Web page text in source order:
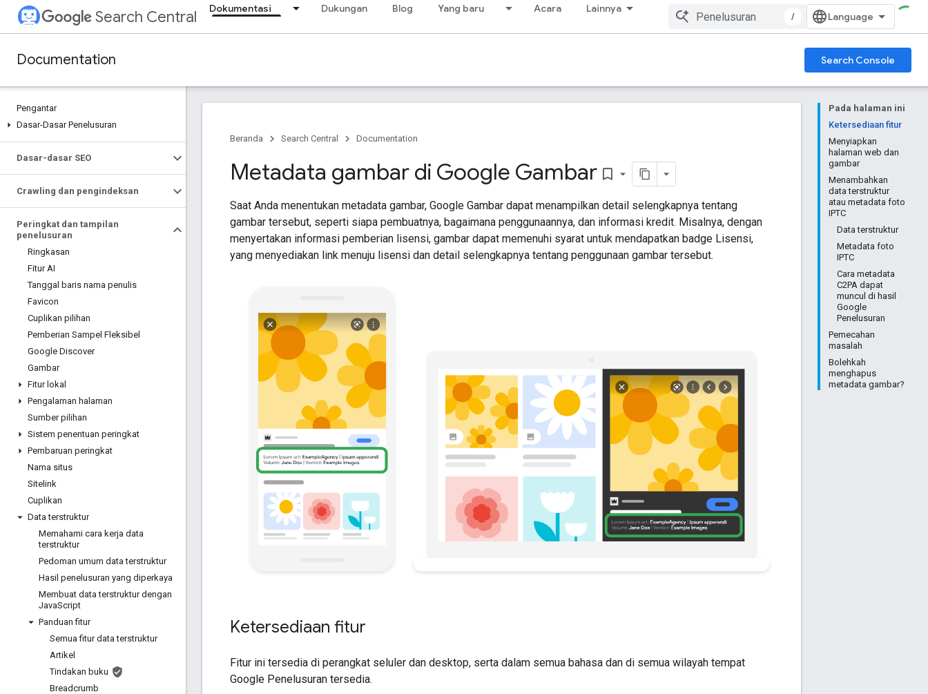
Search Central Dokumentasi Dukungan Blog Yang baru Acara Lainnya
/
Documentation Search Console
Pengantar
Dasar-Dasar Penelusuran
Dasar-dasar SEO
Crawling dan pengindeksan
Peringkat dan tampilan
penelusuran
Ringkasan
Fitur AI
Tanggal baris nama penulis
Favicon
Cuplikan pilihan
Pemberian Sampel Fleksibel
Google Discover
Gambar
Fitur lokal
Pengalaman halaman
Sumber pilihan
Sistem penentuan peringkat
Pembaruan peringkat
Nama situs
Sitelink
Cuplikan
Data terstruktur
Memahami cara kerja data
terstruktur
Pedoman umum data terstruktur
Hasil penelusuran yang diperkaya
Membuat data terstruktur dengan
JavaScript
Panduan fitur
Semua fitur data terstruktur
Artikel
Tindakan buku
Breadcrumb
Pada halaman ini
Ketersediaan fitur
Menyiapkan
halaman web dan
gambar
Menambahkan
data terstruktur
atau metadata foto
IPTC
Data terstruktur
Metadata foto
IPTC
Cara metadata
C2PA dapat
muncul di hasil
Google
Penelusuran
Pemecahan
masalah
Bolehkah
menghapus
metadata gambar?
Beranda Search Central Documentation
Metadata gambar di Google Gambar bookmark_border
Saat Anda menentukan metadata gambar, Google Gambar dapat menampilkan detail selengkapnya tentang
gambar tersebut, seperti siapa pembuatnya, bagaimana penggunaannya, dan informasi kredit. Misalnya, dengan
menyertakan informasi pemberian lisensi, gambar dapat memenuhi syarat untuk mendapatkan badge Lisensi,
yang menyediakan link menuju lisensi dan detail selengkapnya tentang penggunaan gambar tersebut.
Ketersediaan fitur
Fitur ini tersedia di perangkat seluler dan desktop, serta dalam semua bahasa dan di semua wilayah tempat
Google Penelusuran tersedia.